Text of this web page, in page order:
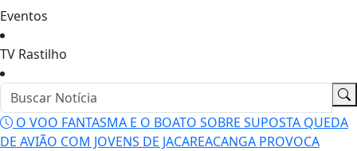
Eventos
TV Rastilho
O VOO FANTASMA E O BOATO SOBRE SUPOSTA QUEDA
DE AVIÃO COM JOVENS DE JACAREACANGA PROVOCA